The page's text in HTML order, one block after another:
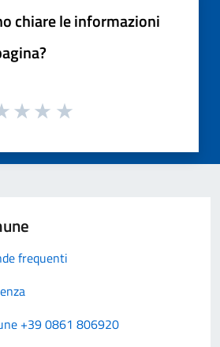
chiare le informazioni
frequenti
+39 0861 806920